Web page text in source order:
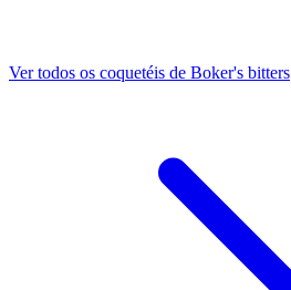
Ver todos os coquetéis de Boker's bitters